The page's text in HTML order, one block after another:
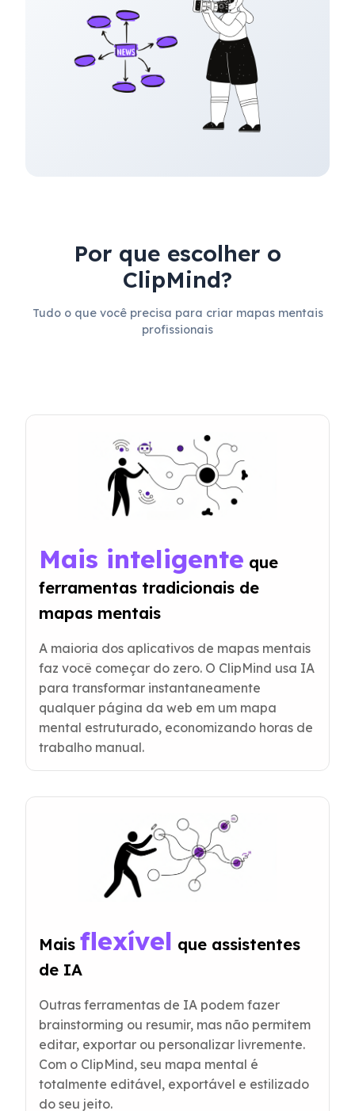
Por que escolher o
ClipMind?
Tudo o que você precisa para criar mapas mentais
profissionais
Mais inteligente que
ferramentas tradicionais de
mapas mentais
A maioria dos aplicativos de mapas mentais
faz você começar do zero. O ClipMind usa IA
para transformar instantaneamente
qualquer página da web em um mapa
mental estruturado, economizando horas de
trabalho manual.
Mais flexível que assistentes
de IA
Outras ferramentas de IA podem fazer
brainstorming ou resumir, mas não permitem
editar, exportar ou personalizar livremente.
Com o ClipMind, seu mapa mental é
totalmente editável, exportável e estilizado
do seu jeito.